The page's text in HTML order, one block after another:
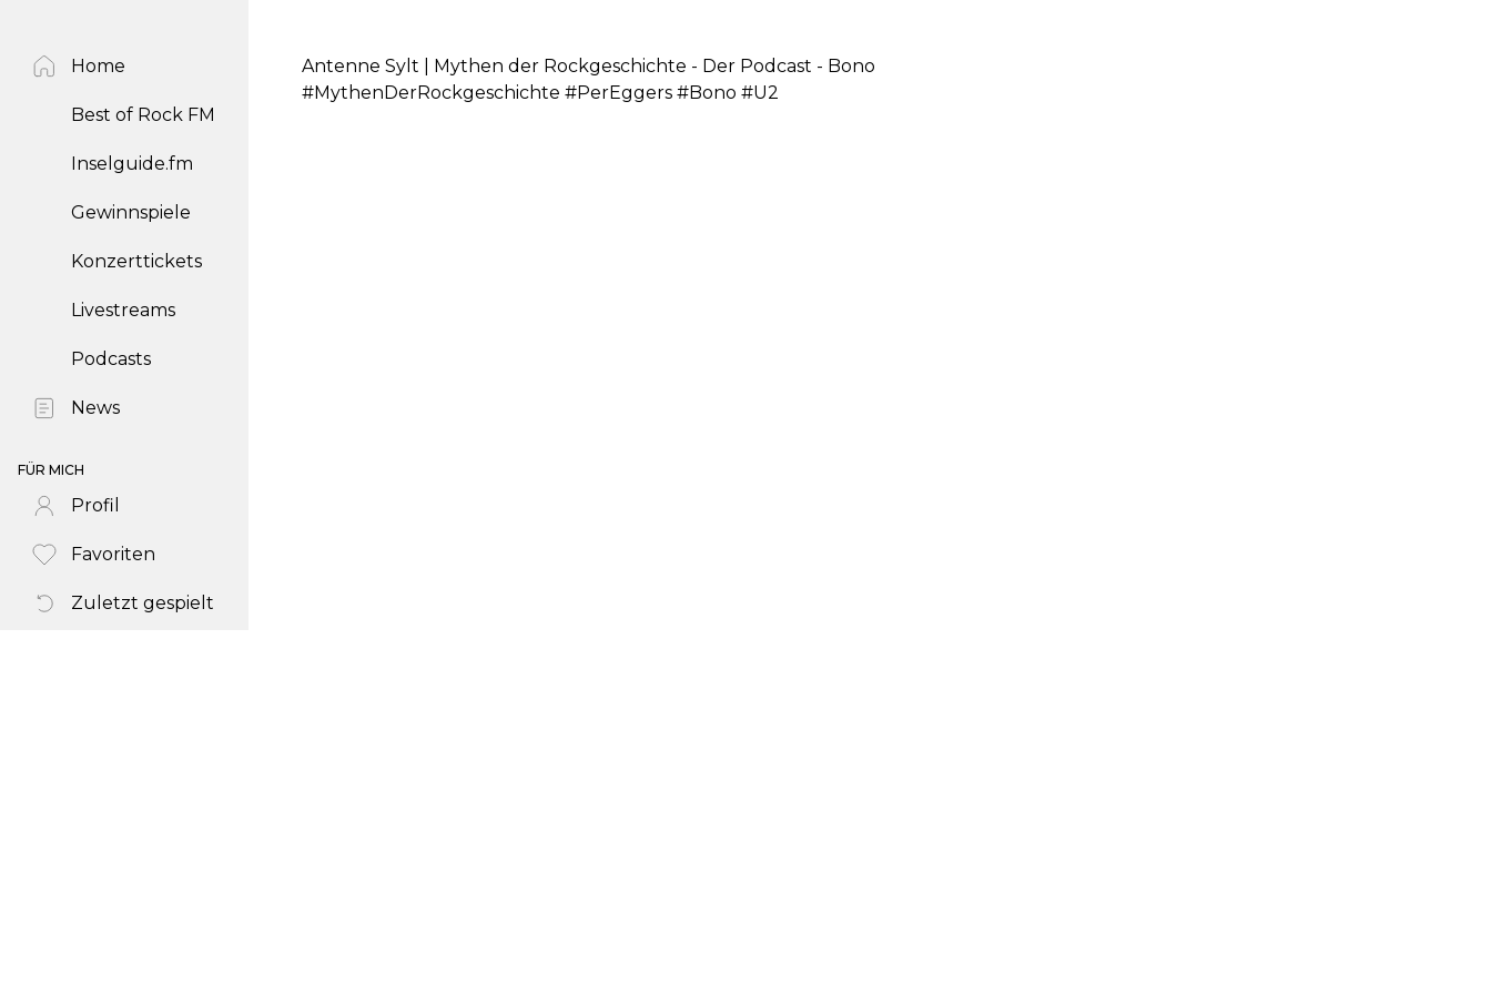
Home
Best of Rock FM
Inselguide.fm
Gewinnspiele
Konzerttickets
Livestreams
Podcasts
News
FÜR MICH
Profil
Favoriten
Zuletzt gespielt
Antenne Sylt | Mythen der Rockgeschichte - Der Podcast - Bono
#MythenDerRockgeschichte #PerEggers #Bono #U2